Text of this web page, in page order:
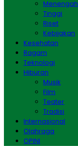
Menengah
Tinggi
Riset
Kebijakan
Kesehatan
Ragam
Teknologi
Hiburan
Musik
Film
Teater
Tradisi
Internasional
Olahraga
OPINI